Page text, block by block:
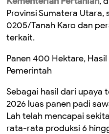
Provinsi Sumatera
0205/Tanah Karo dan
terkait.
Panen 400 Hektare,
Pemerintah
Sebagai hasil dari upaya
2026 luas panen padi
Lah telah mencapai
rata-rata produksi 6